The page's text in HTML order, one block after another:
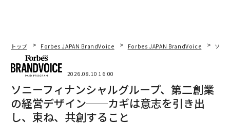
トップ Forbes JAPAN BrandVoice Forbes JAPAN BrandVoice ソニ
2026.08.10 16:00
ソニーフィナンシャルグループ、第二創業
の経営デザイン──カギは意志を引き出
し、束ね、共創すること